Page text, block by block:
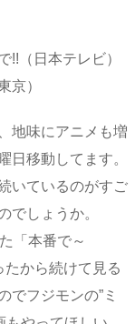
!!（日本テレビ）
京）
地味にアニメも増
日移動してます。
いているのがすご
でしょうか。
「本番で～
から続けて見る
でフジモンの”ミ